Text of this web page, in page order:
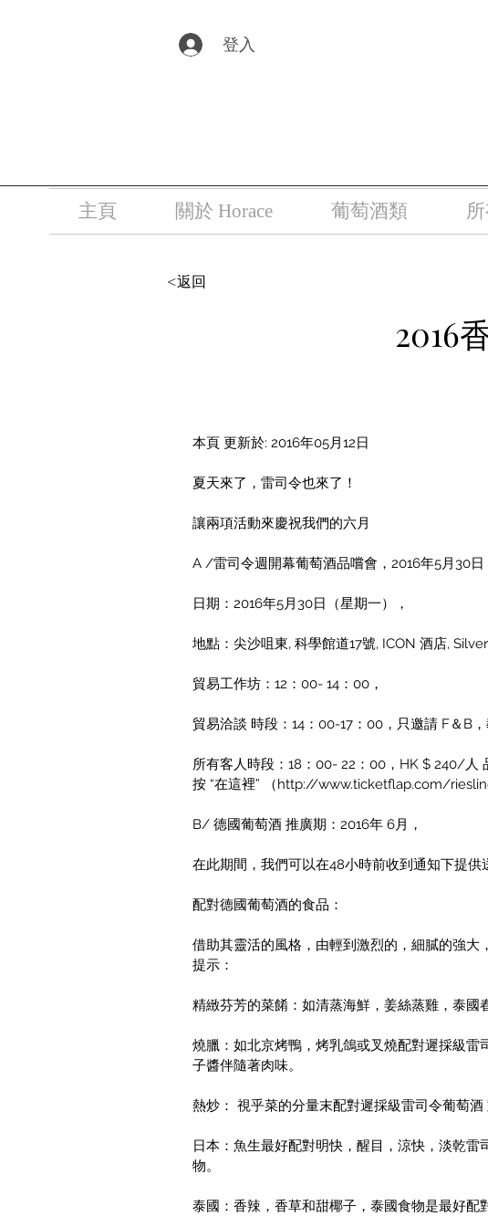
登入
主頁 關於 Horace 葡萄酒類
<返回
2016
本頁 更新於: 2016年05月12日
夏天來了，雷司令也來了！
讓兩項活動來慶祝我們的六月
A /雷司令週開幕葡萄酒品嚐會，2016年5月30日
日期：2016年5月30日（星期一），
地點：尖沙咀東, 科學館道17號, ICON 酒店,
貿易工作坊：12：00- 14：00，
貿易洽談 時段：14：00-17：00，只邀請 F＆B，
所有客人時段：18：00- 22：00，HK $ 240/人
按 “在這裡” （http://www.ticketflap.com/
B/ 德國葡萄酒 推廣期：2016年 6月，
在此期間，我們可以在48小時前收到通知下提供
配對德國葡萄酒的食品：
借助其靈活的風格，由輕到激烈的，細膩的強
提示：
精緻芬芳的菜餚：如清蒸海鮮，姜絲蒸雞，泰國
燒臘：如北京烤鴨，烤乳鴿或叉燒配對遲採級
子醬伴隨著肉味。
熱炒： 視乎菜的分量末配對遲採級雷司令葡萄
日本：魚生最好配對明快，醒目，涼快，淡乾
物。
泰國：香辣，香草和甜椰子，泰國食物是最好配